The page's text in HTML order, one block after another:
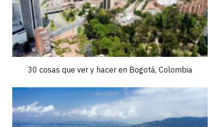
30 cosas que ver y hacer en Bogotá, Colombia